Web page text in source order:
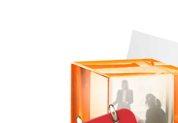
исполнительской дисциплины);
Настройка справочников
«Пользователи», «Структура
Настройка шаблонов
поручений (до 3-х маршрутов).